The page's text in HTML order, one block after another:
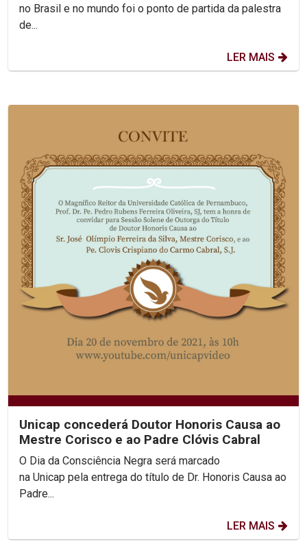
no Brasil e no mundo foi o ponto de partida da palestra
de...
LER MAIS
Unicap concederá Doutor Honoris Causa ao
Mestre Corisco e ao Padre Clóvis Cabral
O Dia da Consciência Negra será marcado
na Unicap pela entrega do título de Dr. Honoris Causa ao
Padre...
LER MAIS